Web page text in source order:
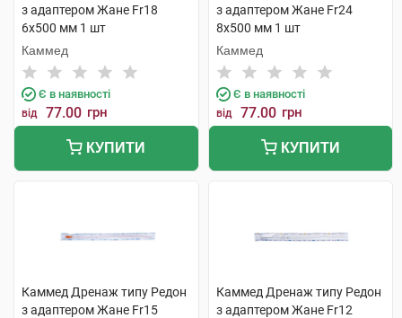
з адаптером Жане Fr18
6х500 мм 1 шт
Каммед
Є в наявності
від 77.00 грн
КУПИТИ
з адаптером Жане Fr24
8х500 мм 1 шт
Каммед
Є в наявності
від 77.00 грн
КУПИТИ
Каммед Дренаж типу Редон
з адаптером Жане Fr15
Каммед Дренаж типу Редон
з адаптером Жане Fr12